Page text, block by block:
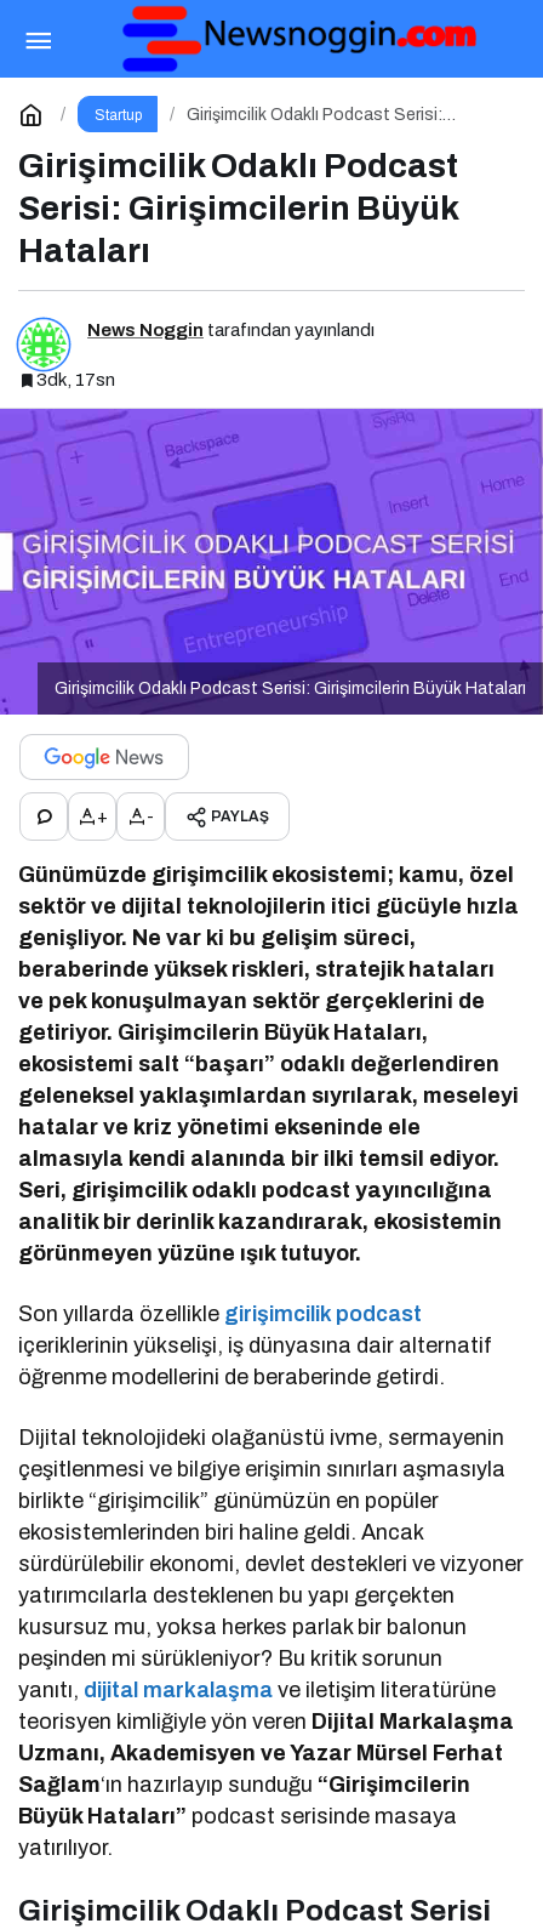
Startup
Girişimcilik Odaklı Podcast Serisi:
Girişimcilik Odaklı Podcast
Serisi: Girişimcilerin Büyük
Hataları
News Noggin tarafından yayınlandı
3dk, 17sn
Girişimcilik Odaklı Podcast Serisi: Girişimcilerin Büyük Hataları
+ - PAYLAŞ
Günümüzde girişimcilik ekosistemi; kamu, özel
sektör ve dijital teknolojilerin itici gücüyle hızla
genişliyor. Ne var ki bu gelişim süreci,
beraberinde yüksek riskleri, stratejik hataları
ve pek konuşulmayan sektör gerçeklerini de
getiriyor. Girişimcilerin Büyük Hataları,
ekosistemi salt “başarı” odaklı değerlendiren
geleneksel yaklaşımlardan sıyrılarak, meseleyi
hatalar ve kriz yönetimi ekseninde ele
almasıyla kendi alanında bir ilki temsil ediyor.
Seri, girişimcilik odaklı podcast yayıncılığına
analitik bir derinlik kazandırarak, ekosistemin
görünmeyen yüzüne ışık tutuyor.
Son yıllarda özellikle girişimcilik podcast
içeriklerinin yükselişi, iş dünyasına dair alternatif
öğrenme modellerini de beraberinde getirdi.
Dijital teknolojideki olağanüstü ivme, sermayenin
çeşitlenmesi ve bilgiye erişimin sınırları aşmasıyla
birlikte “girişimcilik” günümüzün en popüler
ekosistemlerinden biri haline geldi. Ancak
sürdürülebilir ekonomi, devlet destekleri ve vizyoner
yatırımcılarla desteklenen bu yapı gerçekten
kusursuz mu, yoksa herkes parlak bir balonun
peşinden mi sürükleniyor? Bu kritik sorunun
yanıtı, dijital markalaşma ve iletişim literatürüne
teorisyen kimliğiyle yön veren Dijital Markalaşma
Uzmanı, Akademisyen ve Yazar Mürsel Ferhat
Sağlam‘ın hazırlayıp sunduğu “Girişimcilerin
Büyük Hataları” podcast serisinde masaya
yatırılıyor.
Girişimcilik Odaklı Podcast Serisi
Kurumsal İletişimde Yapay Zeka Zirvesi İçin
Geri Sayım!
Yorum Yap